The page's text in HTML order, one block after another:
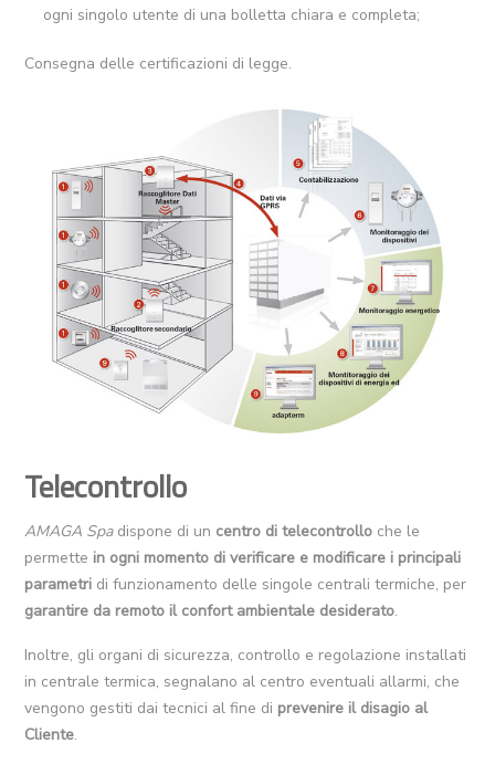
ogni singolo utente di una bolletta chiara e completa;
Consegna delle certificazioni di legge.
Telecontrollo
AMAGA Spadispone di un centro di telecontrollo che le
permette in ogni momento di verificare e modificare i principali
parametri di funzionamento delle singole centrali termiche, per
garantire da remoto il confort ambientale desiderato.
Inoltre, gli organi di sicurezza, controllo e regolazione installati
in centrale termica, segnalano al centro eventuali allarmi, che
vengono gestiti dai tecnici al fine di prevenire il disagio al
Cliente.